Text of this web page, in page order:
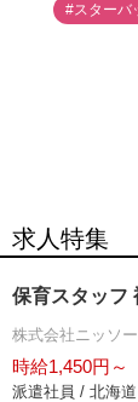
#スターバ
求人特集
保育スタッフ
株式会社ニッソ
時給1,450円～
派遣社員 / 北海道